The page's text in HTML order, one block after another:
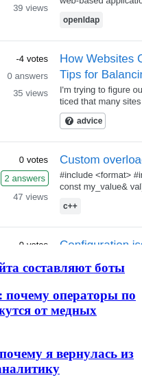
составляют боты
почему операторы по
от медных
я вернулась из